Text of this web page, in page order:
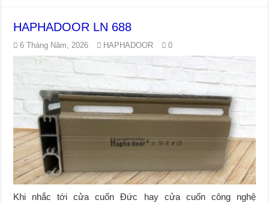
HAPHADOOR LN 688
6 Tháng Năm, 2026 HAPHADOOR 0
Khi nhắc tới cửa cuốn Đức hay cửa cuốn công nghệ